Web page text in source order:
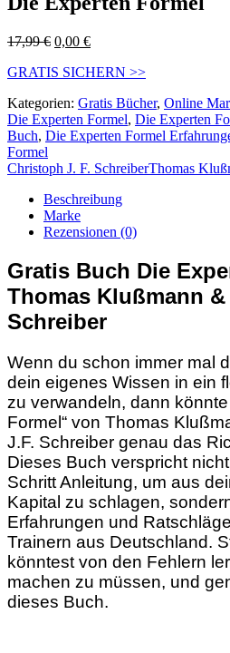
17,99€ Ursprünglicher
war:
0,00 €Aktueller
ist:
GRATIS SICHERN >>
Kategorien: Gratis Bücher, Online
Die Experten Formel, Die Experten
Buch, Die Experten Formel
Formel
Christoph J. F. SchreiberThomas
Beschreibung
Marke
Rezensionen (0)
Gratis Buch Die
Thomas Klußmann
Schreiber
Wenn du schon immer mal
dein eigenes Wissen in ein
zu verwandeln, dann könnte
Formel“ von Thomas
J.F. Schreiber genau das
Dieses Buch verspricht
Schritt Anleitung, um aus
Kapital zu schlagen,
Erfahrungen und
Trainern aus Deutschland.
könntest von den Fehlern
machen zu müssen, und
dieses Buch.